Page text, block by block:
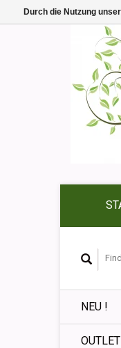
NEU !
Durch die Nutzung